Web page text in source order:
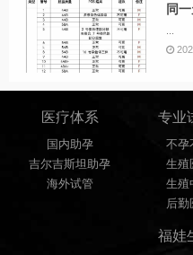
同
医疗体系
国内助孕
吉尔吉斯坦助孕
海外试管
专业
不孕
生殖
生殖
后勤
福娃